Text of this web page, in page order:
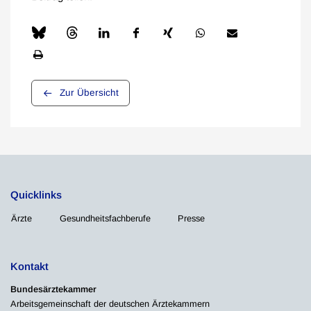
Zur Übersicht
Quicklinks
Ärzte Gesundheitsfachberufe Presse
Kontakt
Bundesärztekammer
Arbeitsgemeinschaft der deutschen Ärztekammern